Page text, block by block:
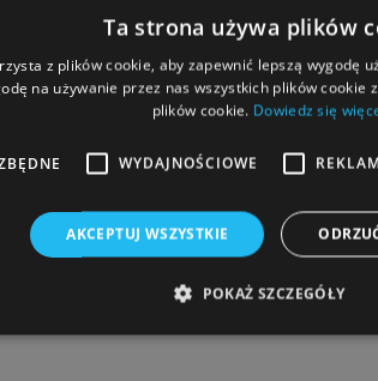
Ta strona używa plików
z plików cookie, aby zapewnić lepszą wygodę
na używanie przez nas wszystkich plików cookie
plików cookie. Dowiedz się
WYDAJNOŚCIOWE
AKCEPTUJ WSZYSTKIE
POKAŻ SZCZEGÓŁY